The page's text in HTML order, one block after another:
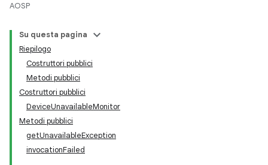
AOSP
Su questa pagina
Riepilogo
Costruttori pubblici
Metodi pubblici
Costruttori pubblici
DeviceUnavailableMonitor
Metodi pubblici
getUnavailableException
invocationFailed